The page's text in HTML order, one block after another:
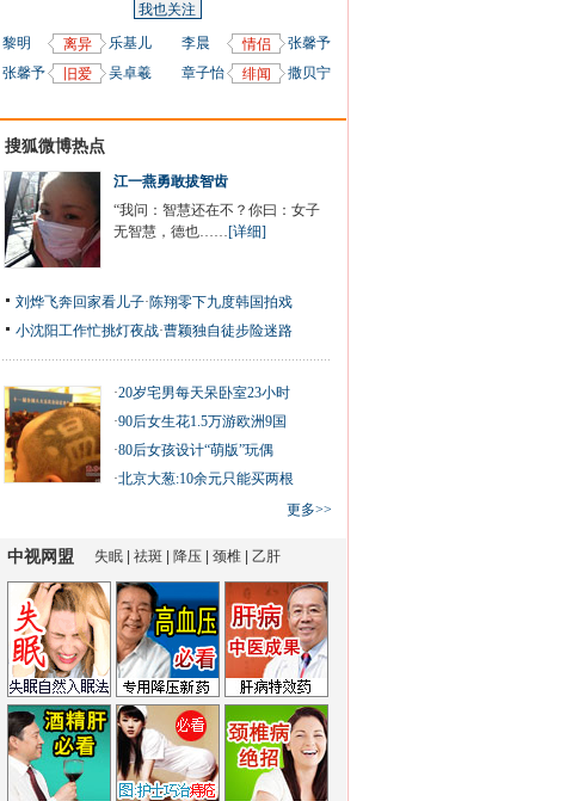
我也关注
黎明 离异
乐基儿
张馨予
旧爱 吴卓羲
李晨 情侣
张馨予
章子怡
绯闻 撒贝宁
搜狐微博热点
江一燕勇敢拔智齿
“我问：智慧还在不？你曰：女子
无智慧，德也……[详细]
刘烨飞奔回家看儿子·陈翔零下九度韩国拍戏
小沈阳工作忙挑灯夜战·曹颖独自徒步险迷路
·20岁宅男每天呆卧室23小时
·90后女生花1.5万游欧洲9国
·80后女孩设计“萌版”玩偶
·北京大葱:10余元只能买两根
更多>>